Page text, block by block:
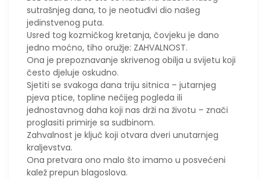
sutrašnjeg dana, to je neotuđivi dio našeg
jedinstvenog puta.
​Usred tog kozmičkog kretanja, čovjeku je dano
jedno moćno, tiho oružje: ZAHVALNOST.
Ona je prepoznavanje skrivenog obilja u svijetu koji
često djeluje oskudno.
Sjetiti se svakoga dana triju sitnica – jutarnjeg
pjeva ptice, topline nečijeg pogleda ili
jednostavnog daha koji nas drži na životu – znači
proglasiti primirje sa sudbinom.
Zahvalnost je ključ koji otvara dveri unutarnjeg
kraljevstva.
Ona pretvara ono malo što imamo u posvećeni
kalež prepun blagoslova.